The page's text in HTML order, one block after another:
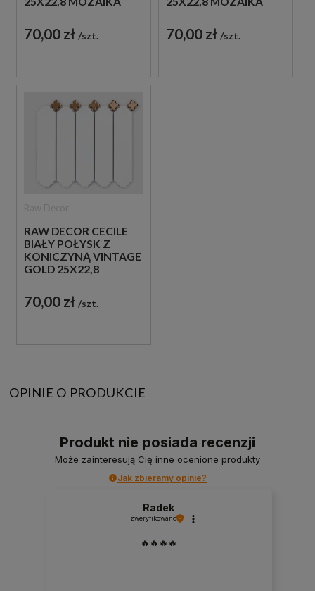
DEKORACYJNA
70,00 zł szt. 70,00 zł szt.
RAW DECOR CECILE
BIAŁY POŁYSK Z
KONICZYNĄ VINTAGE
GOLD 25X22,8
DEKORACYJNA
70,00 zł szt.
OPINIE O PRODUKCIE
Produkt nie posiada recenzji
Może zainteresują Cię inne ocenione produkty
Jak zbieramy opinie?
Radek
zweryfikowano
🔥🔥🔥🔥